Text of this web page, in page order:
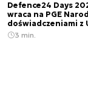
Defence24 Days
wraca na PGE
doświadczeniami z
3 min.